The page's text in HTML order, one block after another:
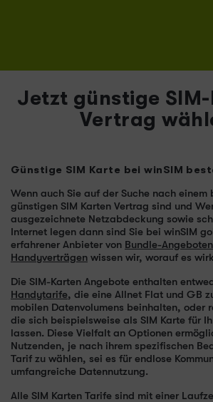
Jetzt günstige
Vertrag
Günstige SIM Karte bei winSIM
Wenn auch Sie auf der Suche nach einem
günstigen SIM Karten Vertrag sind und
ausgezeichnete Netzabdeckung sowie
Internet legen dann sind Sie bei winSIM
erfahrener Anbieter von Bundle-Angeboten
Handyverträgen wissen wir, worauf es
Die SIM-Karten Angebote enthalten
Handytarife, die eine Allnet Flat und GB
mobilen Datenvolumens beinhalten, oder
die sich beispielsweise als SIM Karte für
lassen. Diese Vielfalt an Optionen
Nutzenden, je nach ihrem spezifischen
Tarif zu wählen, sei es für endlose
umfangreiche Datennutzung.
Alle SIM Karten Tarife sind mit einer